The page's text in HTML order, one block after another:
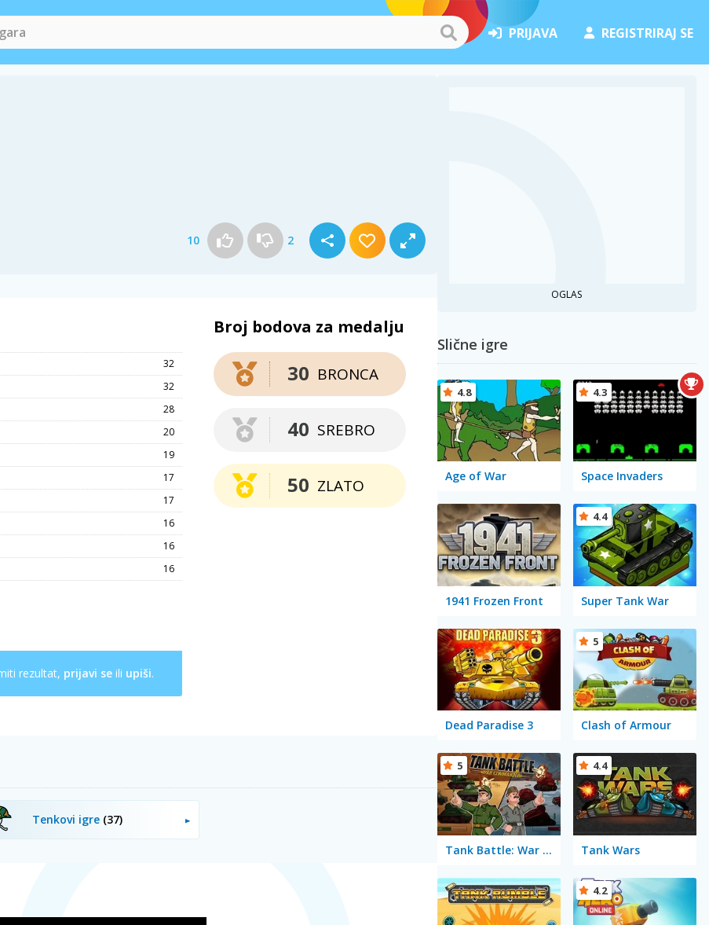
PRIJAVA REGISTRIRAJ SE
10 2
32
32
28
20
19
17
17
16
16
16
rezultat, prijavi se ili upiši.
Broj bodova za medalju
BRONCA
30
SREBRO
40
ZLATO
50
Tenkovi igre (37)
OGLAS
Slične igre
Age of War
4.8
Space Invaders
4.3
1941 Frozen Front Super Tank War
4.4
Dead Paradise 3 Clash of Armour
5
Tank Battle: War Commander
5
Tank Wars
4.4
4.2